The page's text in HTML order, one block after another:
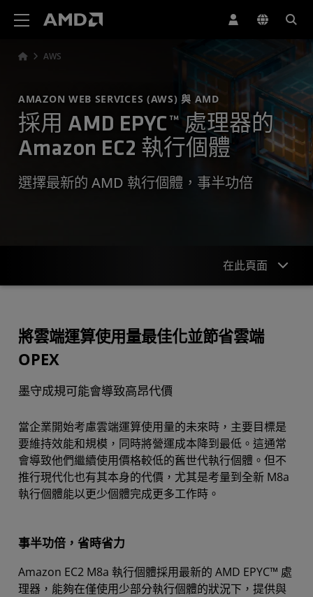
AWS
AMAZON WEB SERVICES (AWS) 與 AMD
採用 AMD EPYC™ 處理器的
Amazon EC2 執行個體
選擇最新的 AMD 執行個體，事半功倍
在此頁面
資源
聯絡 AMD
將雲端運算使用量最佳化並節省雲端
OPEX
墨守成規可能會導致高昂代價
當企業開始考慮雲端運算使用量的未來時，主要目標是
要維持效能和規模，同時將營運成本降到最低。這通常
會導致他們繼續使用價格較低的舊世代執行個體。但不
推行現代化也有其本身的代價，尤其是考量到全新 M8a
執行個體能以更少個體完成更多工作時。
事半功倍，省時省力
Amazon EC2 M8a 執行個體採用最新的 AMD EPYC™ 處
理器，能夠在僅使用少部分執行個體的狀況下，提供與